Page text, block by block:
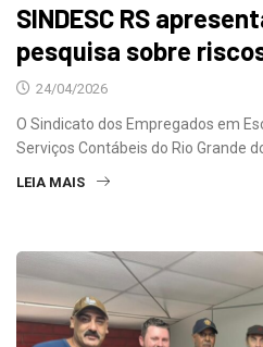
SINDESC RS
pesquisa sobre
24/04/2026
O Sindicato dos Empregados em
Serviços Contábeis do Rio Grande
LEIA MAIS